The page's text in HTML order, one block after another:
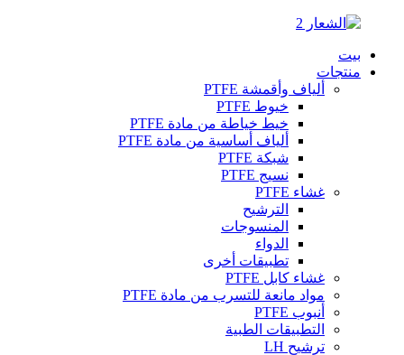
بيت
منتجات
ألياف وأقمشة PTFE
خيوط PTFE
خيط خياطة من مادة PTFE
ألياف أساسية من مادة PTFE
شبكة PTFE
نسيج PTFE
غشاء PTFE
الترشيح
المنسوجات
الدواء
تطبيقات أخرى
غشاء كابل PTFE
مواد مانعة للتسرب من مادة PTFE
أنبوب PTFE
التطبيقات الطبية
ترشيح LH